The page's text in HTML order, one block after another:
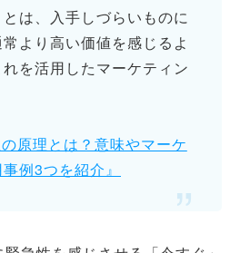
とは、入手しづらいものに
より高い価値を感じるよ
を活用したマーケティン
原理とは？意味やマーケ
例3つを紹介』